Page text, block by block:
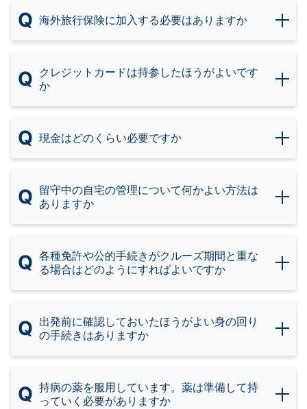
Q 海外旅行保険に加入する必要はありますか
Q クレジットカードは持参したほうがよいです
か
Q 現金はどのくらい必要ですか
Q 留守中の自宅の管理について何かよい方法は
ありますか
Q 各種免許や公的手続きがクルーズ期間と重な
る場合はどのようにすればよいですか
Q 出発前に確認しておいたほうがよい身の回り
の手続きはありますか
Q 持病の薬を服用しています。薬は準備して持
っていく必要がありますか